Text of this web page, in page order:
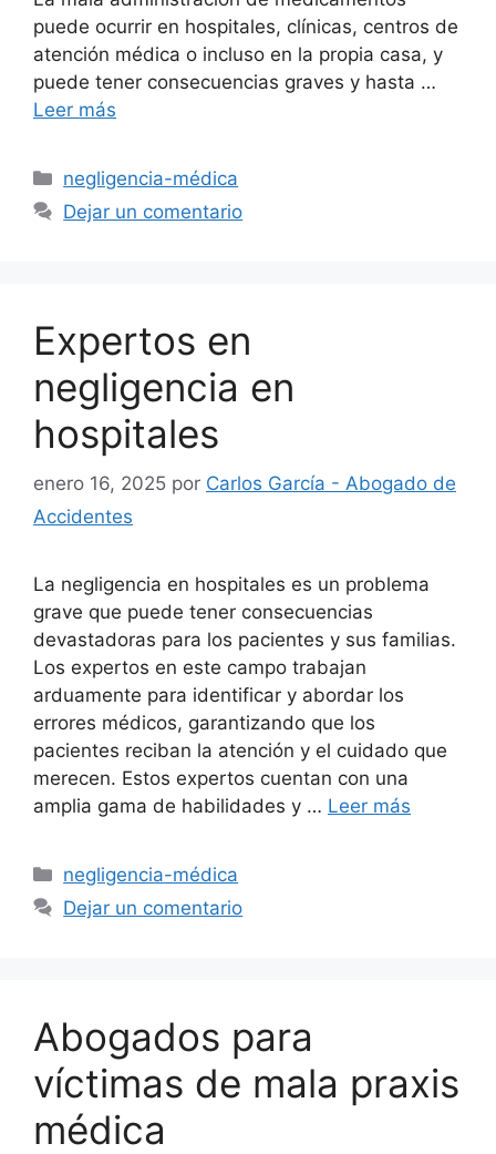
puede ocurrir en hospitales, clínicas, centros de
atención médica o incluso en la propia casa, y
puede tener consecuencias graves y hasta …
Leer más
Categorías
negligencia-médica
Dejar un comentario
Expertos en
negligencia en
hospitales
enero 16, 2025 por Carlos García - Abogado de
Accidentes
La negligencia en hospitales es un problema
grave que puede tener consecuencias
devastadoras para los pacientes y sus familias.
Los expertos en este campo trabajan
arduamente para identificar y abordar los
errores médicos, garantizando que los
pacientes reciban la atención y el cuidado que
merecen. Estos expertos cuentan con una
amplia gama de habilidades y … Leer más
Categorías
negligencia-médica
Dejar un comentario
Abogados para
víctimas de mala praxis
médica